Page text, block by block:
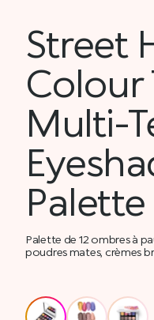
Street
Colour
Multi-
Palette
Palette de 12 ombres à
poudres mates, crèmes